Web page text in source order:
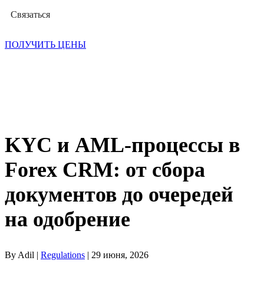
Связаться
ПОЛУЧИТЬ ЦЕНЫ
KYC и AML-процессы в
Forex CRM: от сбора
документов до очередей
на одобрение
By Adil | Regulations | 29 июня, 2026